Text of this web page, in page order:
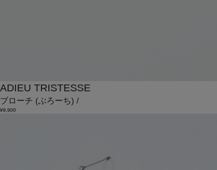
ADIEU TRISTESSE
ブローチ (ぶろーち) /
¥9,900